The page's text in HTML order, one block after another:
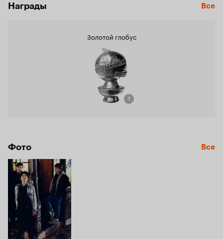
Награды Все
Золотой глобус
1
Фото Все